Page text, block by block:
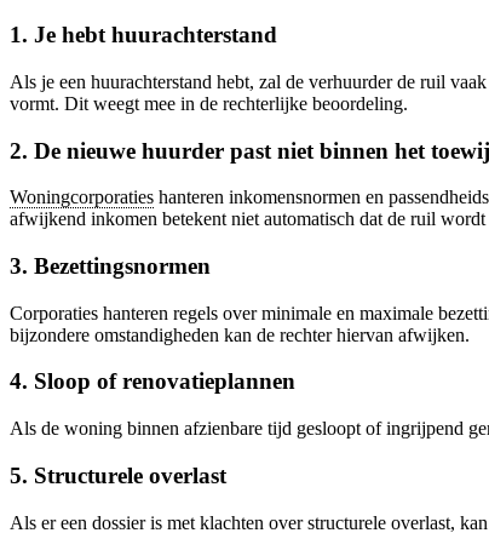
1. Je hebt huurachterstand
Als je een huurachterstand hebt, zal de verhuurder de ruil
vormt. Dit weegt mee in de rechterlijke beoordeling.
2. De nieuwe huurder past niet binnen het
Woningcorporaties hanteren inkomensnormen en
afwijkend inkomen betekent niet automatisch dat de ruil wordt
3. Bezettingsnormen
Corporaties hanteren regels over minimale en maximale
bijzondere omstandigheden kan de rechter hiervan afwijken.
4. Sloop of renovatieplannen
Als de woning binnen afzienbare tijd gesloopt of ingrijpend
5. Structurele overlast
Als er een dossier is met klachten over structurele overlast,